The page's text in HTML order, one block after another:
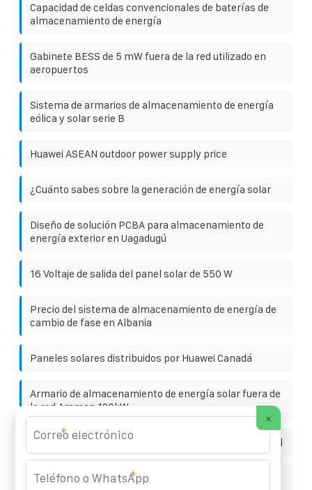
Capacidad de celdas convencionales de baterías de
almacenamiento de energía
Gabinete BESS de 5 mW fuera de la red utilizado en
aeropuertos
Sistema de armarios de almacenamiento de energía
eólica y solar serie B
Huawei ASEAN outdoor power supply price
¿Cuánto sabes sobre la generación de energía solar
Diseño de solución PCBA para almacenamiento de
energía exterior en Uagadugú
16 Voltaje de salida del panel solar de 550 W
Precio del sistema de almacenamiento de energía de
cambio de fase en Albania
Paneles solares distribuidos por Huawei Canadá
Armario de almacenamiento de energía solar fuera de
la red Amman 120kW
Principio del generador de turbina eólica de eje vertical
La relación entre el sistema de almacenamiento de
×
*
*